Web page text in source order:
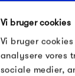
Vi bruger cookies
Vi bruger
analysere vores
sociale medier,
Se